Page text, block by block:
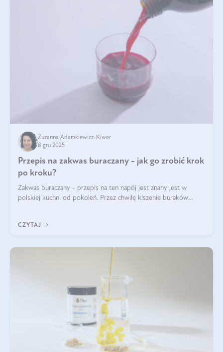
Zuzanna Adamkiewicz-Kiwer
8 gru 2025
Przepis na zakwas buraczany - jak go zrobić krok
po kroku?
Zakwas buraczany - przepis na ten napój jest znany jest w
polskiej kuchni od pokoleń. Przez chwilę kiszenie buraków
CZYTAJ